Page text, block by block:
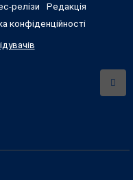
релізи
Редакція
конфіденційності